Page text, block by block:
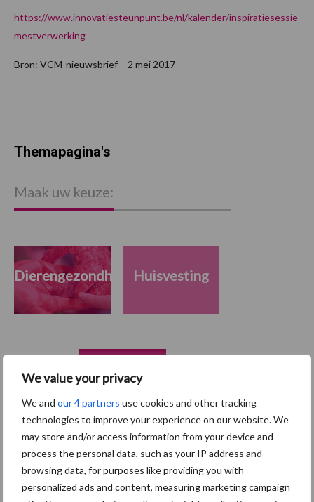
We value your privacy
We and our 4 partners use cookies and other tracking
technologies to improve your experience on our website. We
may store and/or access information from your device and
process the personal data, such as your IP address and
browsing data, for purposes like providing you with
personalized ads and content, measuring marketing campaign
https://www.innovatiesteunpunt.be/nl/kalender/inspiratiesessie-
mestverwerking
Bron: VCM-nieuwsbrief – 2 mei 2017
Primaire
Sidebar
Recent nieuws Partner nieuws
7 aug
Britse varkenssector vreest
afzetcrisis in het najaar
Themapagina's
Maak uw keuze:
Dierengezondheid Huisvesting